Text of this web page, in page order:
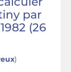
par
(26
)